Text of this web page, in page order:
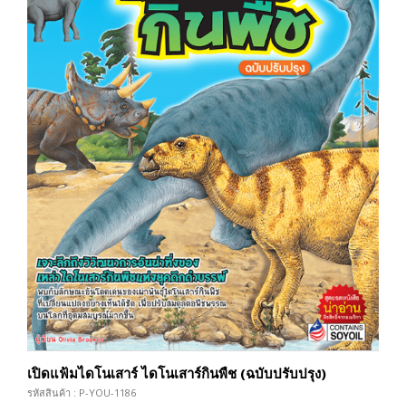
เปิดแฟ้มไดโนเสาร์ ไดโนเสาร์กินพืช (ฉบับปรับปรุง)
รหัสสินค้า : P-YOU-1186